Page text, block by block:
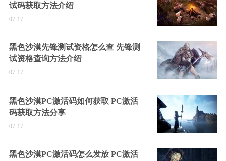
试码获取方法介绍
07-17
黑色沙漠先锋测试资格怎么查 先锋测
试资格查询方法介绍
07-17
黑色沙漠PC激活码如何获取 PC激活
码获取方法分享
07-17
黑色沙漠PC激活码怎么发放 PC激活